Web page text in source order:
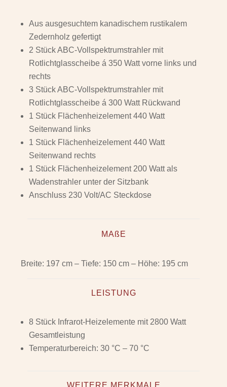
Aus ausgesuchtem kanadischem rustikalem
Zedernholz gefertigt
2 Stück ABC-Vollspektrumstrahler mit
Rotlichtglasscheibe á 350 Watt vorne links und
rechts
3 Stück ABC-Vollspektrumstrahler mit
Rotlichtglasscheibe á 300 Watt Rückwand
1 Stück Flächenheizelement 440 Watt
Seitenwand links
1 Stück Flächenheizelement 440 Watt
Seitenwand rechts
1 Stück Flächenheizelement 200 Watt als
Wadenstrahler unter der Sitzbank
Anschluss 230 Volt/AC Steckdose
MAßE
Breite: 197 cm – Tiefe: 150 cm – Höhe: 195 cm
LEISTUNG
8 Stück Infrarot-Heizelemente mit 2800 Watt
Gesamtleistung
Temperaturbereich: 30 °C – 70 °C
WEITERE MERKMALE